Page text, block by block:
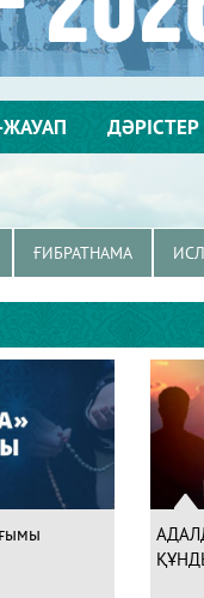
ДӘРІСТЕР
ҒИБРАТНАМА